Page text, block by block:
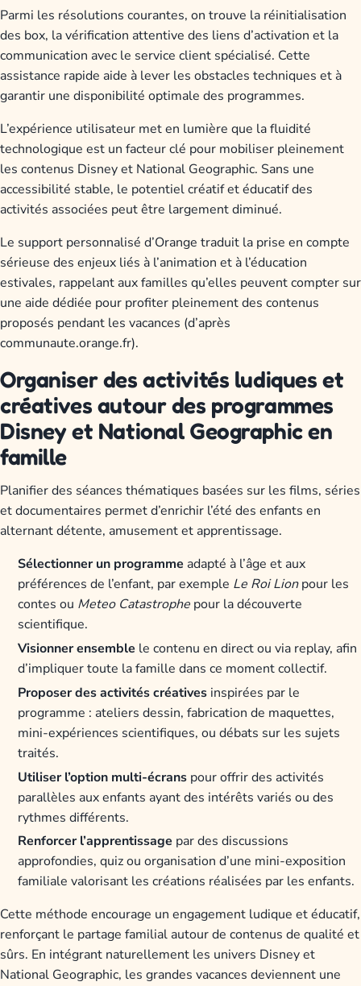
Parmi les résolutions courantes, on trouve la réinitialisation
des box, la vérification attentive des liens d’activation et la
communication avec le service client spécialisé. Cette
assistance rapide aide à lever les obstacles techniques et à
garantir une disponibilité optimale des programmes.
L’expérience utilisateur met en lumière que la fluidité
technologique est un facteur clé pour mobiliser pleinement
les contenus Disney et National Geographic. Sans une
accessibilité stable, le potentiel créatif et éducatif des
activités associées peut être largement diminué.
Le support personnalisé d’Orange traduit la prise en compte
sérieuse des enjeux liés à l’animation et à l’éducation
estivales, rappelant aux familles qu’elles peuvent compter sur
une aide dédiée pour profiter pleinement des contenus
proposés pendant les vacances (d’après
communaute.orange.fr).
Organiser des activités ludiques et
créatives autour des programmes
Disney et National Geographic en
famille
Planifier des séances thématiques basées sur les films, séries
et documentaires permet d’enrichir l’été des enfants en
alternant détente, amusement et apprentissage.
Sélectionner un programme adapté à l’âge et aux
préférences de l’enfant, par exemple Le Roi Lionpour les
contes ou Meteo Catastrophe pour la découverte
scientifique.
Visionner ensemble le contenu en direct ou via replay, afin
d’impliquer toute la famille dans ce moment collectif.
Proposer des activités créatives inspirées par le
programme : ateliers dessin, fabrication de maquettes,
mini-expériences scientifiques, ou débats sur les sujets
traités.
Utiliser l’option multi-écrans pour offrir des activités
parallèles aux enfants ayant des intérêts variés ou des
rythmes différents.
Renforcer l’apprentissage par des discussions
approfondies, quiz ou organisation d’une mini-exposition
familiale valorisant les créations réalisées par les enfants.
Cette méthode encourage un engagement ludique et éducatif,
renforçant le partage familial autour de contenus de qualité et
sûrs. En intégrant naturellement les univers Disney et
National Geographic, les grandes vacances deviennent une